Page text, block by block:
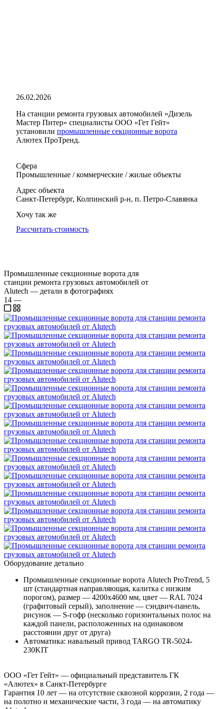
26.02.2026
На станции ремонта грузовых автомобилей «Дизель
Мастер Питер» специалисты ООО «Гет Гейт»
установили промышленные секционные ворота
Алютех ПроТренд.
Сфера
Промышленные / коммерческие / жилые объекты
Адрес объекта
Санкт-Петербург, Колпинский р-н, п. Петро-Славянка
Хочу так же
Рассчитать стоимость
Промышленные секционные ворота для
станции ремонта грузовых автомобилей от
Alutech — детали в фотографиях
14 —
Оборудование детально
Промышленные секционные ворота Alutech ProTrend, 5
шт (стандартная направляющая, калитка с низким
порогом), размер — 4200х4600 мм, цвет — RAL 7024
(графитовый серый), заполнение — сэндвич-панель,
рисунок — S-гофр (несколько горизонтальных полос на
каждой панели, расположенных на одинаковом
расстоянии друг от друга)
Автоматика: навальный привод TARGO TR-5024-
230KIT
ООО «Гет Гейт» — официальный представитель ГК
«Алютех» в Санкт-Петербурге
Гарантия 10 лет — на отсутствие сквозной коррозии, 2 года —
на полотно и механические части, 3 года — на автоматику